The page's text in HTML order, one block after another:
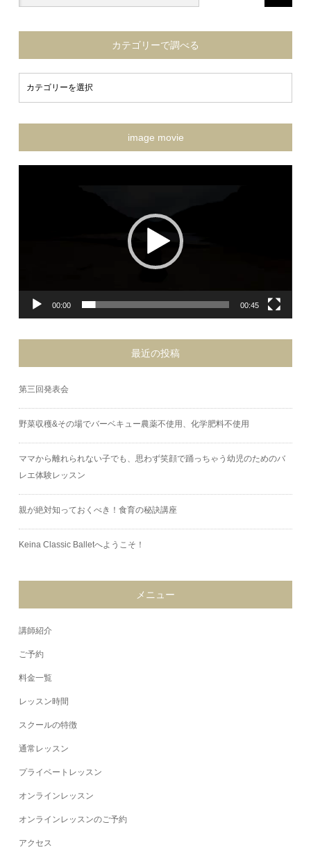
カテゴリーで調べる
image movie
動
00:00 00:45
最近の投稿
第三回発表会
野菜収穫&その場でバーベキュー農薬不使用、化学肥料不使用
ママから離れられない子でも、思わず笑顔で踊っちゃう幼児のためのバ
レエ体験レッスン
親が絶対知っておくべき！食育の秘訣講座
Keina Classic Balletへようこそ！
メニュー
講師紹介
ご予約
料金一覧
レッスン時間
スクールの特徴
通常レッスン
プライベートレッスン
オンラインレッスン
オンラインレッスンのご予約
アクセス